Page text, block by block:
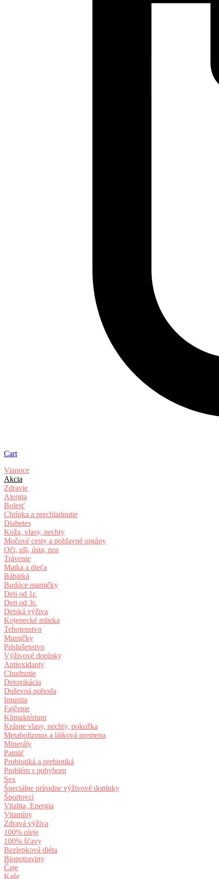
Cart
Vianoce
Akcia
Zdravie
Alergia
Bolesť
Chrípka a prechladnutie
Diabetes
Koža, vlasy, nechty
Močové cesty a pohlavné orgány
Oči, uši, ústa, nos
Trávenie
Matka a dieťa
Bábätká
Budúce mamičky
Deti od 1r.
Deti od 3r.
Detská výživa
Kojenecké mlieka
Tehotenstvo
Mamičky
Príslušenstvo
Výživové doplnky
Antioxidanty
Chudnutie
Detoxikácia
Duševná pohoda
Imunita
Fajčenie
Klimaktérium
Krásne vlasy, nechty, pokožka
Metabolizmus a látková premena
Minerály
Pamäť
Probiotiká a prebiotiká
Problém s pohybom
Sex
Špeciálne prírodne výživové doplnky
Športovci
Vitalita, Energia
Vitamíny
Zdravá výživa
100% oleje
100% šťavy
Bezlepková diéta
Biopotraviny
Čaje
Kaše